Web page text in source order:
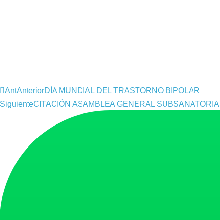
AntAnteriorDÍA MUNDIAL DEL TRASTORNO BIPOLAR
SiguienteCITACIÓN ASAMBLEA GENERAL SUBSANATORIA